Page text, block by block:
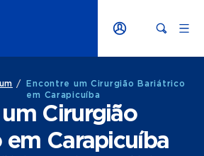
/
Encontre um Cirurgião Bariátrico
em Carapicuíba
Cirurgião
em Carapicuíba